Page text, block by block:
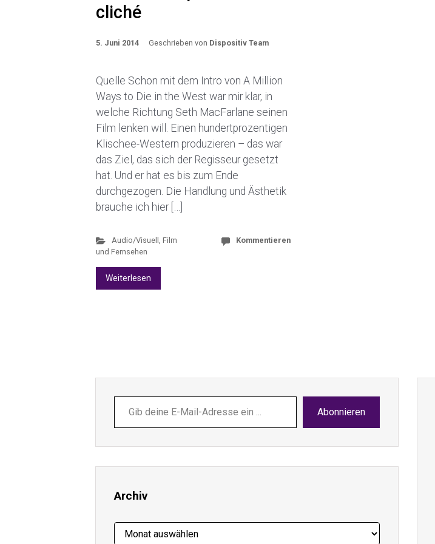
cliché
5. Juni 2014 Geschrieben von Dispositiv Team
Quelle Schon mit dem Intro von A Million
Ways to Die in the West war mir klar, in
welche Richtung Seth MacFarlane seinen
Film lenken will. Einen hundertprozentigen
Klischee-Western produzieren – das war
das Ziel, das sich der Regisseur gesetzt
hat. Und er hat es bis zum Ende
durchgezogen. Die Handlung und Ästhetik
brauche ich hier […]
Audio/Visuell , Film
und Fernsehen
Kommentieren
Weiterlesen
deine
E-
ein ...
Abonnieren
Archiv
Archiv